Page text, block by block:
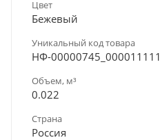
Цвет
Бежевый
Уникальный код товара
НФ-00000745_000011111
Объем, м³
0.022
Страна
Россия